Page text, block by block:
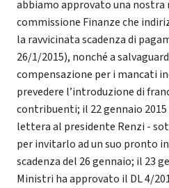
abbiamo approvato una nostra
commissione Finanze che
la ravvicinata scadenza di
26/1/2015), nonché a
compensazione per i mancati
prevedere l’introduzione di
contribuenti; il 22 gennaio
lettera al presidente Renzi -
per invitarlo ad un suo pronto
scadenza del 26 gennaio; il 23
Ministri ha approvato il DL 4/